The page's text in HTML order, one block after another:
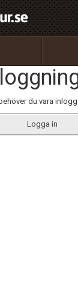
du vara
Logga in
Utför
100%
OK